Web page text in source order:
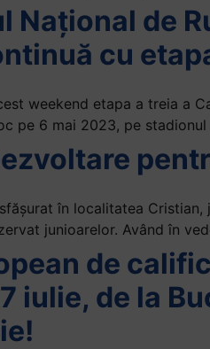
Național de
cu
weekend etapa a treia a
pe 6 mai 2023, pe
în localitatea
junioarelor. Având în
de
iulie, de la